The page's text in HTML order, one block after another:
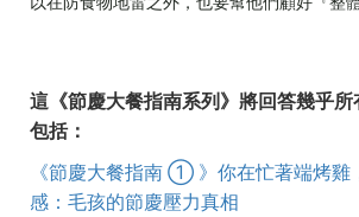
這《節慶大餐指南系列》將回答幾乎所
包括：
《節慶大餐指南 ① 》你在忙著端烤雞
感：毛孩的節慶壓力真相